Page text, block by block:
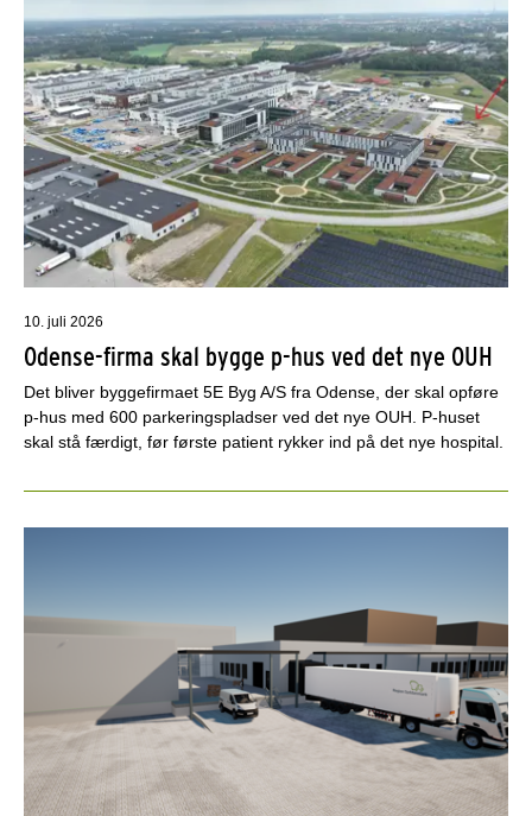
10. juli 2026
Odense-firma skal bygge p-hus ved det nye OUH
Det bliver byggefirmaet 5E Byg A/S fra Odense, der skal opføre
p-hus med 600 parkeringspladser ved det nye OUH. P-huset
skal stå færdigt, før første patient rykker ind på det nye hospital.